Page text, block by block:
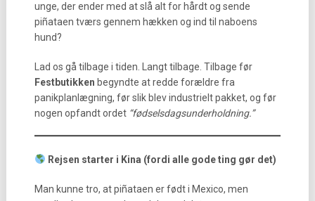
unge, der ender med at slå alt for hårdt og sende
piñataen tværs gennem hækken og ind til naboens
hund?
Lad os gå tilbage i tiden. Langt tilbage. Tilbage før
Festbutikken begyndte at redde forældre fra
panikplanlægning, før slik blev industrielt pakket, og før
nogen opfandt ordet “fødselsdagsunderholdning.”
Rejsen starter i Kina (fordi alle gode ting gør det)
Man kunne tro, at piñataen er født i Mexico, men